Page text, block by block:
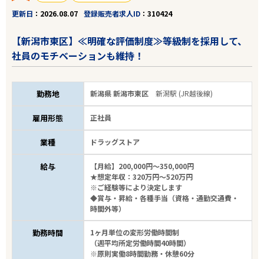
更新日
2026.08.07 登録販売者求人ID 310424
【新潟市東区】≪明確な評価制度≫等級制を採用して、
社員のモチベーションも維持！
勤務地 新潟県 新潟市東区新潟駅 (JR越後線)
雇用形態 正社員
業種 ドラッグストア
給与
【月給】200,000円～350,000円
★想定年収：320万円～520万円
※ご経験等により決定します
◆賞与・昇給・各種手当（資格・通勤交通費・
時間外等）
勤務時間
1ヶ月単位の変形労働時間制
（週平均所定労働時間40時間）
※原則実働8時間勤務・休憩60分